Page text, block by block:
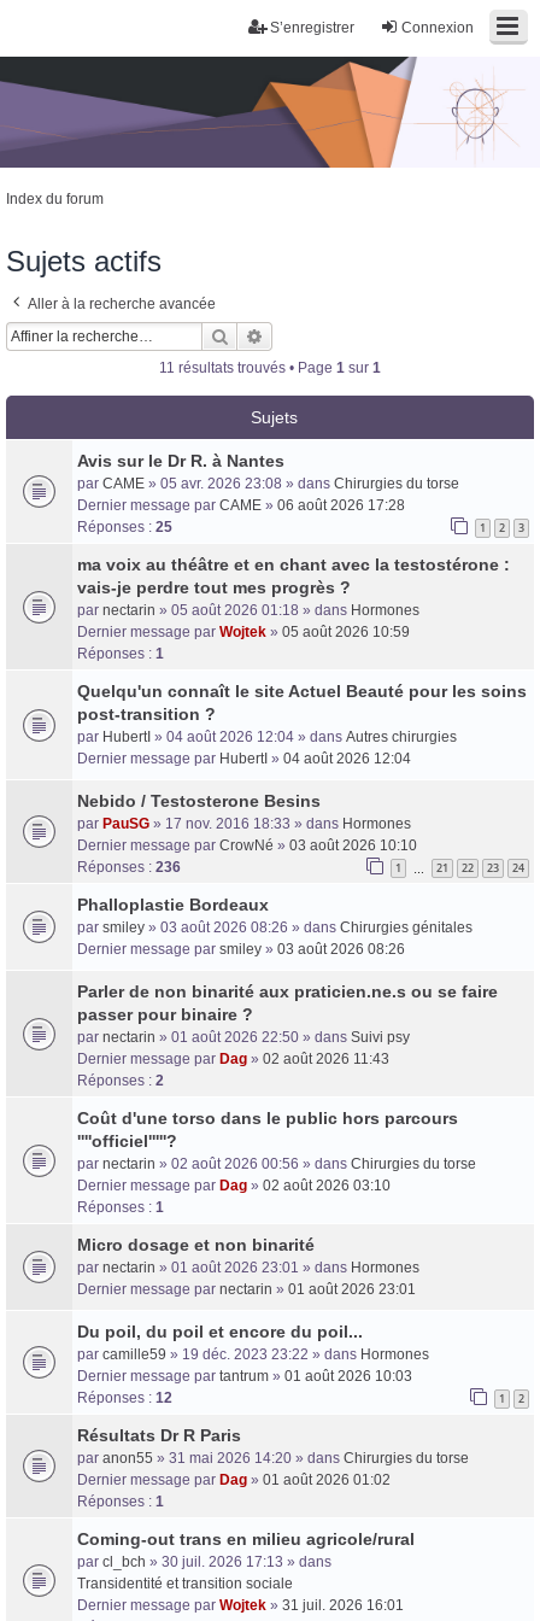
Connexion
S’enregistrer
Trans District
Forum d'information sur les transidentités masculines FtM/FtX/Ft*
Index du forum
Sujets actifs
Aller à la recherche avancée
Rechercher
11 résultats trouvés • Page 1 sur 1
Sujets
Avis sur le Dr R. à Nantes
par CAME » 05 avr. 2026 23:08 » dans Chirurgies du torse
Dernier message par CAME » 06 août 2026 17:28
Réponses : 25 1 2 3
ma voix au théâtre et en chant avec la testostérone :
vais-je perdre tout mes progrès ?
par nectarin » 05 août 2026 01:18 » dans Hormones
Dernier message par Wojtek » 05 août 2026 10:59
Réponses : 1
Quelqu'un connaît le site Actuel Beauté pour les soins
post-transition ?
par HubertI » 04 août 2026 12:04 » dans Autres chirurgies
Dernier message par HubertI » 04 août 2026 12:04
Nebido / Testosterone Besins
par PauSG » 17 nov. 2016 18:33 » dans Hormones
Dernier message par CrowNé » 03 août 2026 10:10
Réponses : 236 1 21 22 23 24
Phalloplastie Bordeaux
par smiley » 03 août 2026 08:26 » dans Chirurgies génitales
Dernier message par smiley » 03 août 2026 08:26
Parler de non binarité aux praticien.ne.s ou se faire
passer pour binaire ?
par nectarin » 01 août 2026 22:50 » dans Suivi psy
Dernier message par Dag » 02 août 2026 11:43
Réponses : 2
Coût d'une torso dans le public hors parcours
''''officiel'''''?
par nectarin » 02 août 2026 00:56 » dans Chirurgies du torse
Dernier message par Dag » 02 août 2026 03:10
Réponses : 1
Micro dosage et non binarité
par nectarin » 01 août 2026 23:01 » dans Hormones
Dernier message par nectarin » 01 août 2026 23:01
Du poil, du poil et encore du poil...
par camille59 » 19 déc. 2023 23:22 » dans Hormones
Dernier message par tantrum » 01 août 2026 10:03
Réponses : 12 1 2
Résultats Dr R Paris
par anon55 » 31 mai 2026 14:20 » dans Chirurgies du torse
Dernier message par Dag » 01 août 2026 01:02
Réponses : 1
Coming-out trans en milieu agricole/rural
par cl_bch » 30 juil. 2026 17:13 » dans
Transidentité et transition sociale
Dernier message par Wojtek » 31 juil. 2026 16:01